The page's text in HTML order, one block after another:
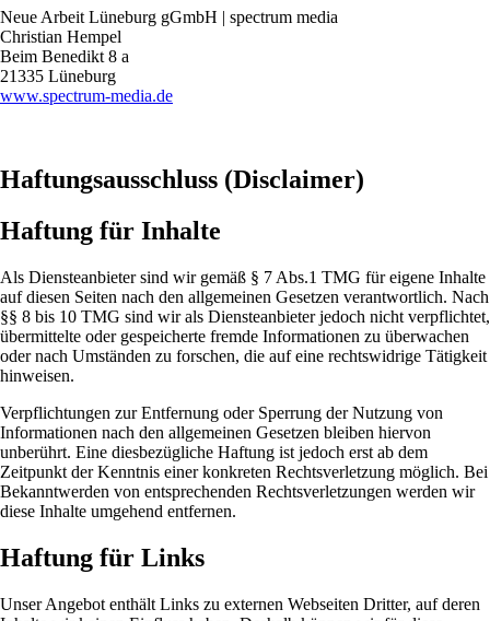
Neue Arbeit Lüneburg gGmbH | spectrum media
Christian Hempel
Beim Benedikt 8 a
21335 Lüneburg
www.spectrum-media.de
Haftungsausschluss (Disclaimer)
Haftung für Inhalte
Als Diensteanbieter sind wir gemäß § 7 Abs.1 TMG für eigene Inhalte
auf diesen Seiten nach den allgemeinen Gesetzen verantwortlich. Nach
§§ 8 bis 10 TMG sind wir als Diensteanbieter jedoch nicht verpflichtet,
übermittelte oder gespeicherte fremde Informationen zu überwachen
oder nach Umständen zu forschen, die auf eine rechtswidrige Tätigkeit
hinweisen.
Verpflichtungen zur Entfernung oder Sperrung der Nutzung von
Informationen nach den allgemeinen Gesetzen bleiben hiervon
unberührt. Eine diesbezügliche Haftung ist jedoch erst ab dem
Zeitpunkt der Kenntnis einer konkreten Rechtsverletzung möglich. Bei
Bekanntwerden von entsprechenden Rechtsverletzungen werden wir
diese Inhalte umgehend entfernen.
Haftung für Links
Unser Angebot enthält Links zu externen Webseiten Dritter, auf deren